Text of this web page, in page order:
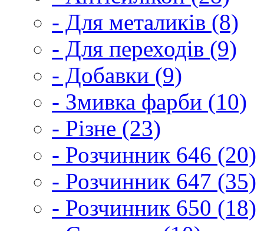
- Для металиків (8)
- Для переходів (9)
- Добавки (9)
- Змивка фарби (10)
- Різне (23)
- Розчинник 646 (20)
- Розчинник 647 (35)
- Розчинник 650 (18)